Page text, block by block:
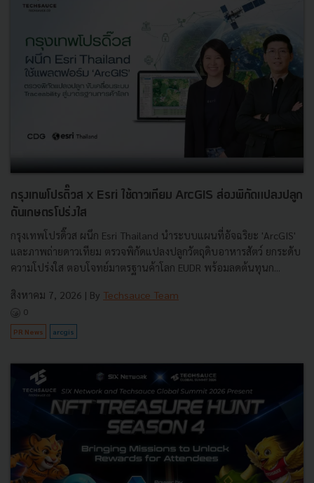
กรุงเทพโปรดิ๊วส x Esri ใช้ดาวเทียม ArcGIS ส่องพิกัดแปลงปลูก
ดันเกษตรโปร่งใส
กรุงเทพโปรดิ๊วส ผนึก Esri Thailand นำระบบแผนที่อัจฉริยะ 'ArcGIS'
และภาพถ่ายดาวเทียม ตรวจพิกัดแปลงปลูกวัตถุดิบอาหารสัตว์ ยกระดับ
ความโปร่งใส ตอบโจทย์มาตรฐานค้าโลก EUDR พร้อมลดต้นทุนก...
สิงหาคม 7, 2026 | By Techsauce Team
0
PR News arcgis